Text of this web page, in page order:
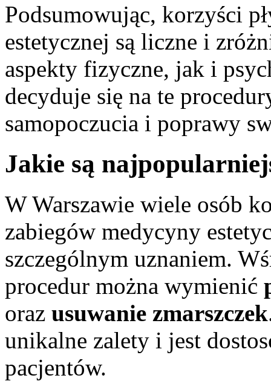
Podsumowując, korzyści
estetycznej są liczne i
aspekty fizyczne, jak i
decyduje się na te
samopoczucia i poprawy
Jakie są
W Warszawie wiele osób
zabiegów medycyny
szczególnym uznaniem.
procedur można wymienić
oraz usuwanie zmarszczek
unikalne zalety i jest
pacjentów.